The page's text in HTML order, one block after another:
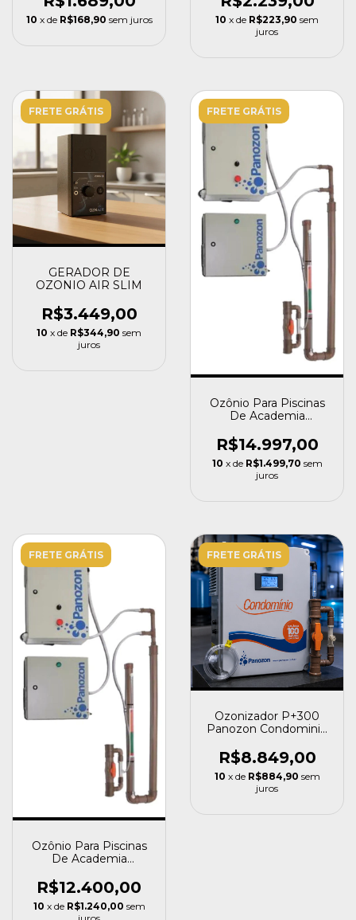
10 x de R$168,90 sem juros 10 x de R$223,90 sem
juros
FRETE GRÁTIS
GERADOR DE
OZONIO AIR SLIM
R$3.449,00
10 x de R$344,90 sem
juros
FRETE GRÁTIS
Ozônio Para Piscinas
De Academia
Panozon
R$14.997,00
10 x de R$1.499,70 sem
juros
FRETE GRÁTIS
Ozônio Para Piscinas
De Academia
Panozon
R$12.400,00
10 x de R$1.240,00 sem
FRETE GRÁTIS
Ozonizador P+300
Panozon Condominio
220v
R$8.849,00
10 x de R$884,90 sem
juros